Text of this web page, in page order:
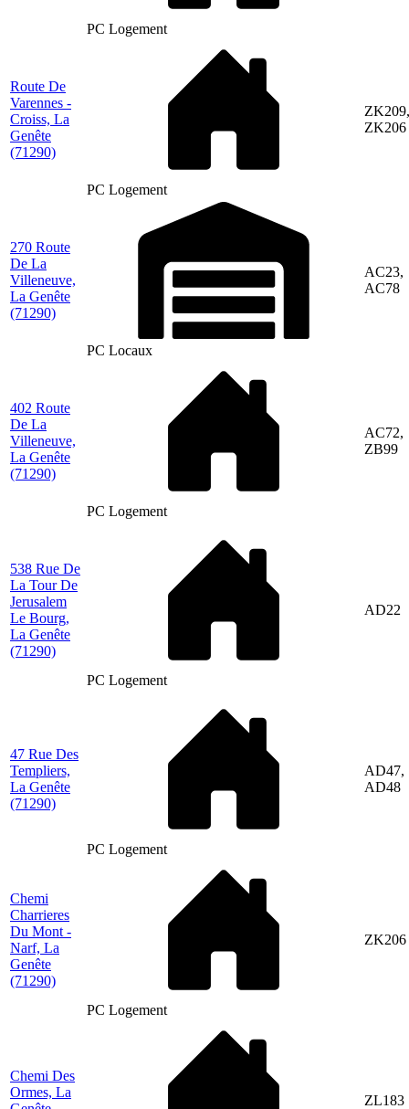
PC Logement
Route De
Varennes -
Croiss, La
Genête
(71290)
PC Logement
ZK209,
ZK206
270 Route
De La
Villeneuve,
La Genête
(71290)
PC Locaux
AC23,
AC78
402 Route
De La
Villeneuve,
La Genête
(71290)
PC Logement
AC72,
ZB99
538 Rue De
La Tour De
Jerusalem
Le Bourg,
La Genête
(71290)
PC Logement
AD22
47 Rue Des
Templiers,
La Genête
(71290)
PC Logement
AD47,
AD48
Chemi
Charrieres
Du Mont -
Narf, La
Genête
(71290)
PC Logement
ZK206
Chemi Des
Ormes, La
ZL183